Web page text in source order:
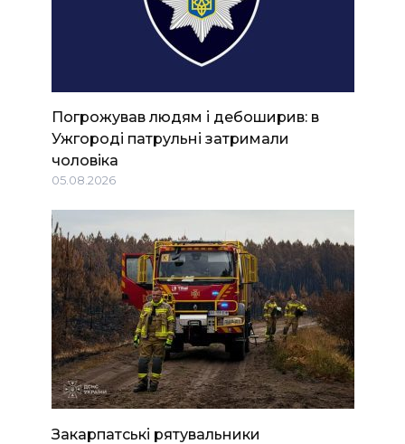
Погрожував людям і дебоширив: в
Ужгороді патрульні затримали
чоловіка
05.08.2026
Закарпатські рятувальники